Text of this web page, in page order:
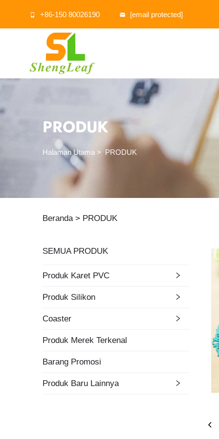
+86-150 80026190 [email protected]
PRODUK
Halaman Utama> PRODUK
Beranda > PRODUK
SEMUA PRODUK
Produk Karet PVC
Produk Silikon
Coaster
Produk Merek Terkenal
Barang Promosi
Produk Baru Lainnya